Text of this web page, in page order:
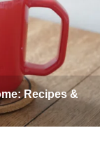
Recipes &